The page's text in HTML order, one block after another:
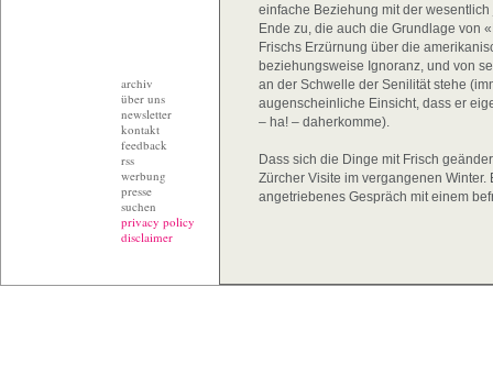
archiv
über uns
newsletter
kontakt
feedback
rss
werbung
presse
suchen
privacy policy
disclaimer
einfache Beziehung mit der
Ende zu, die auch die Grundlage von
Frischs Erzürnung über die
beziehungsweise Ignoranz, und von
an der Schwelle der Senilität stehe
augenscheinliche Einsicht, dass er
– ha! – daherkomme).
Dass sich die Dinge mit Frisch
Zürcher Visite im vergangenen Winter.
angetriebenes Gespräch mit einem